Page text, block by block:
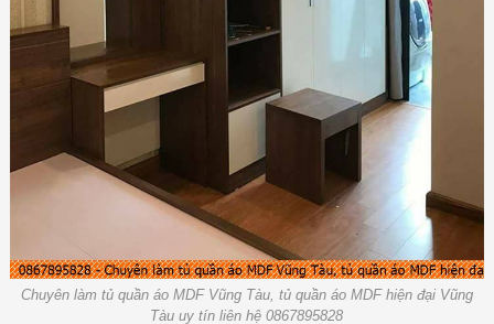
Chuyên làm tủ quần áo MDF Vũng Tàu, tủ quần áo MDF hiện đại Vũng
Tàu uy tín liên hệ 0867895828